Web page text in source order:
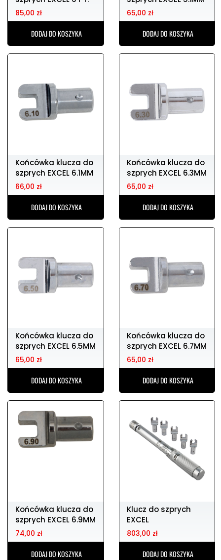
85,00 zł
DODAJ DO KOSZYKA
65,00 zł
DODAJ DO KOSZYKA
Końcówka klucza do
szprych EXCEL 6.1MM
66,00 zł
DODAJ DO KOSZYKA
Końcówka klucza do
szprych EXCEL 6.3MM
65,00 zł
DODAJ DO KOSZYKA
Końcówka klucza do
szprych EXCEL 6.5MM
65,00 zł
DODAJ DO KOSZYKA
Końcówka klucza do
szprych EXCEL 6.7MM
65,00 zł
DODAJ DO KOSZYKA
Końcówka klucza do
szprych EXCEL 6.9MM
74,00 zł
DODAJ DO KOSZYKA
Klucz do szprych
EXCEL
803,00 zł
DODAJ DO KOSZYKA